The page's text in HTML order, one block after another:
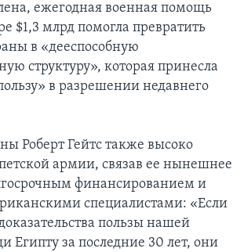
ежегодная военная помощь
$1,3 млрд помогла превратить
в «дееспособную
структуру», которая принесла
в разрешении недавнего
Роберт Гейтс также высоко
армии, связав ее нынешнее
финансированием и
специалистами: «Если
пользы нашей
Египту за последние 30 лет, они